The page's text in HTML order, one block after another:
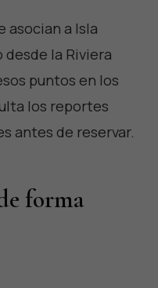
asocian a Isla
desde la Riviera
puntos en los
los reportes
antes de reservar.
forma